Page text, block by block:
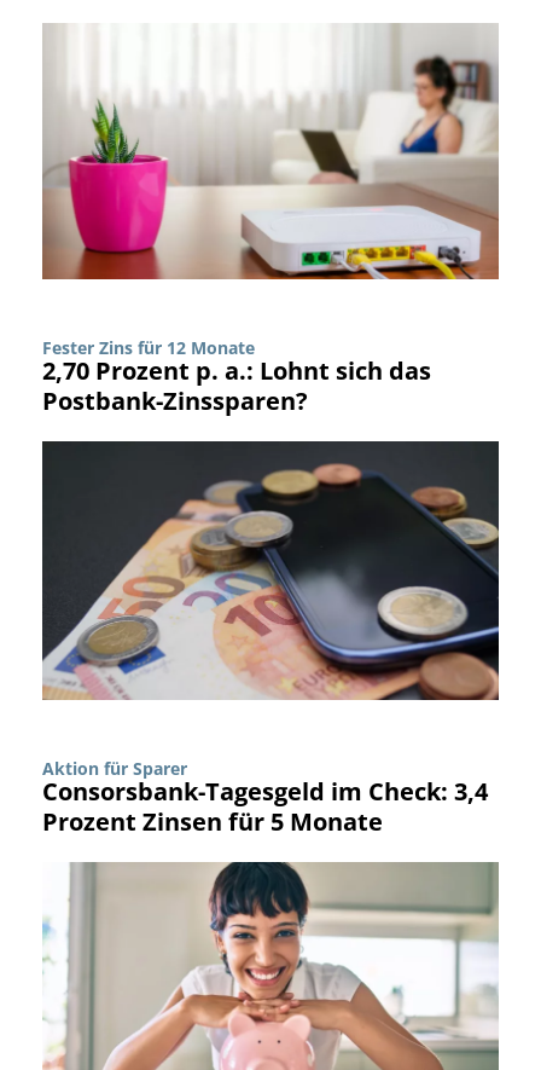
Fester Zins für 12 Monate
2,70 Prozent p. a.: Lohnt sich das
Postbank-Zinssparen?
Aktion für Sparer
Consorsbank-Tagesgeld im Check: 3,4
Prozent Zinsen für 5 Monate